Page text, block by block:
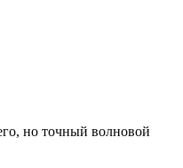
но точный волновой